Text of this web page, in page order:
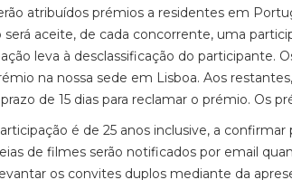
atribuídos prémios a residentes em
será aceite, de cada concorrente, uma
leva à desclassificação do participante.
na nossa sede em Lisboa. Aos
de 15 dias para reclamar o prémio. Os
é de 25 anos inclusive, a
de filmes serão notificados por email
os convites duplos mediante da